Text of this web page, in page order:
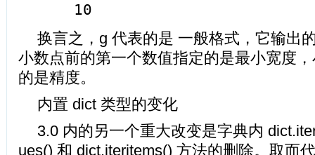
10
换言之，g 代表的是 一般格式，它输出
小数点前的第一个数值指定的是最小宽度
的是精度。
内置 dict 类型的变化
3.0 内的另一个重大改变是字典内
ues() 和 dict.iteritems() 方法的删除。取而